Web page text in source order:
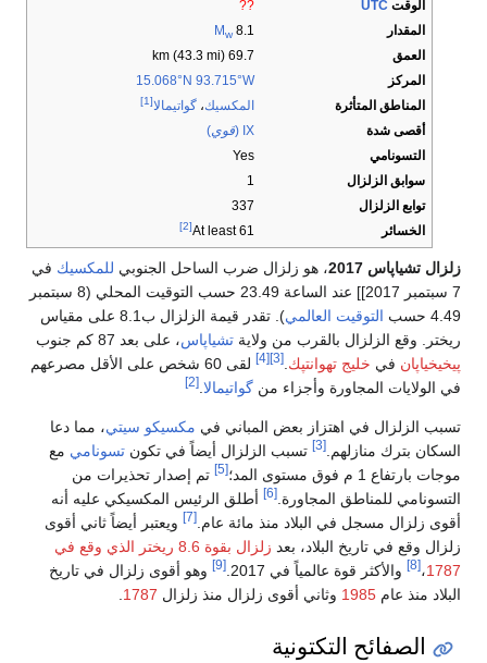
الوقت UTC
??
المقدار
8.1
Mw
العمق
69.7 km (43.3 mi)
المركز
15.068°N 93.715°W
المناطق المتأثرة
المكسيك، گواتيمالا[1]
أقصى شدة IX ( قوي)
التسونامي
Yes
سوابق الزلزال
1
توابع الزلزال
337
الخسائر
At least 61
[2]
زلزال تشياپاس 2017 ، هو زلزال ضرب الساحل الجنوبي للمكسيك في
7 سبتمبر 2017]] عند الساعة 23.49 حسب التوقيت المحلي (8 سبتمبر
4.49 حسب
التوقيت العالمي
). تقدر قيمة الزلزال ب8.1 على مقياس
ريختر. وقع الزلزال بالقرب من ولاية تشياپاس، على بعد 87 كم جنوب
پيخيخياپان في خليج تهوانتپك [3]
[4]
لقى 60 شخص على الأقل مصرعهم
في الولايات المجاورة وأجزاء من گواتيمالا [2]
تسبب الزلزال في اهتزاز بعض المباني في مكسيكو سيتي، مما دعا
السكان بترك منازلهم. [3] تسبب الزلزال أيضاً في تكون تسونامي مع
موجات بارتفاع 1 م فوق مستوى المد؛
[5]
تم إصدار تحذيرات من
التسونامي للمناطق المجاورة. [6]
أطلق الرئيس المكسيكي عليه أنه
أقوى زلزال مسجل في البلاد منذ مائة عام. [7]
ويعتبر أيضاً ثاني أقوى
زلزال وقع في تاريخ البلاد، بعد
زلزال بقوة 8.6 ريختر الذي وقع في
1787،[8] والأكثر قوة عالمياً في 2017. [9]
وهو أقوى زلزال في تاريخ
البلاد منذ عام 1985 وثاني أقوى زلزال منذ زلزال 1787
الصفائح التكتونية